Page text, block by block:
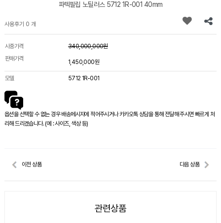
파텍필립 노틸러스 5712 1R-001 40mm
사용후기 0 개
시중가격
340,000,000원
판매가격
1,450,000원
모델 5712 1R-001
옵션을 선택할 수 없는 경우 배송메시지에 적어주시거나 카카오톡 상담을 통해 전달해 주시면 빠르게 처
리해 드리겠습니다. (예 : 사이즈, 색상 등)
이전 상품 다음 상품
관련상품